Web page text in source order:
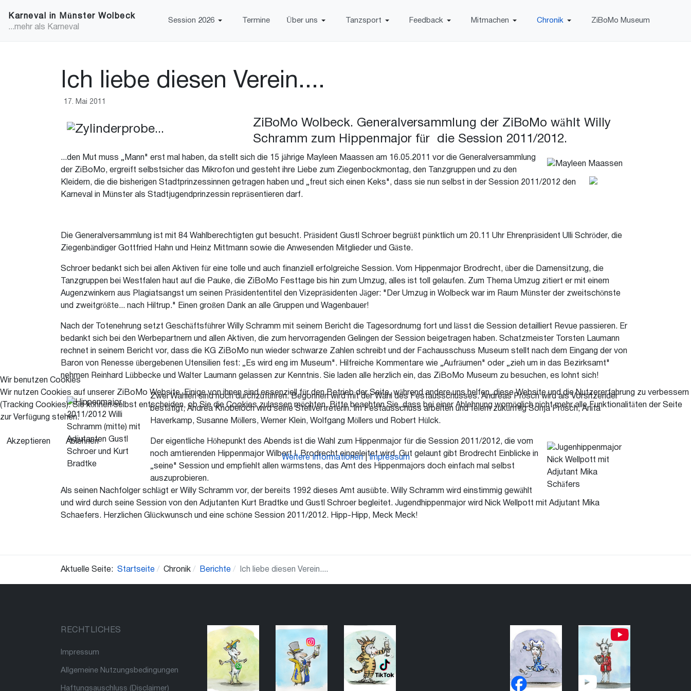
Karneval in Münster Wolbeck
...mehr als Karneval
Session 2026 Termine Über uns Tanzsport Feedback Mitmachen Chronik ZiBoMo Museum
Ich liebe diesen Verein....
17. Mai 2011
ZiBoMo Wolbeck. Generalversammlung der ZiBoMo wählt Willy
Schramm zum Hippenmajor für die Session 2011/2012.
...den Mut muss „Mann" erst mal haben, da stellt sich die 15 jährige Mayleen Maassen am 16.05.2011 vor die Generalversammlung
der ZiBoMo, ergreift selbstsicher das Mikrofon und gesteht ihre Liebe zum Ziegenbockmontag, den Tanzgruppen und zu den
Kleidern, die die bisherigen Stadtprinzessinnen getragen haben und „freut sich einen Keks", dass sie nun selbst in der Session 2011/2012 den
Karneval in Münster als Stadtjugendprinzessin repräsentieren darf.
Die Generalversammlung ist mit 84 Wahlberechtigten gut besucht. Präsident Gustl Schroer begrüßt pünktlich um 20.11 Uhr Ehrenpräsident Ulli Schröder, die
Ziegenbändiger Gottfried Hahn und Heinz Mittmann sowie die Anwesenden Mitglieder und Gäste.
Schroer bedankt sich bei allen Aktiven für eine tolle und auch finanziell erfolgreiche Session. Vom Hippenmajor Brodrecht, über die Damensitzung, die
Tanzgruppen bei Westfalen haut auf die Pauke, die ZiBoMo Festtage bis hin zum Umzug, alles ist toll gelaufen. Zum Thema Umzug zitiert er mit einem
Augenzwinkern aus Plagiatsangst um seinen Präsidententitel den Vizepräsidenten Jäger: "Der Umzug in Wolbeck war im Raum Münster der zweitschönste
und zweitgrößte... nach Hiltrup." Einen großen Dank an alle Gruppen und Wagenbauer!
Nach der Totenehrung setzt Geschäftsführer Willy Schramm mit seinem Bericht die Tagesordnumg fort und lässt die Session detailliert Revue passieren. Er
bedankt sich bei den Werbepartnern und allen Aktiven, die zum hervorragenden Gelingen der Session beigetragen haben. Schatzmeister Torsten Laumann
rechnet in seinem Bericht vor, dass die KG ZiBoMo nun wieder schwarze Zahlen schreibt und der Fachausschuss Museum stellt nach dem Eingang der von
Baron von Renesse übergebenen Utensilien fest: „Es wird eng im Museum". Hilfreiche Kommentare wie „Aufräumen" oder „zieh um in das Bezirksamt"
nehmen Reinhard Lübbecke und Walter Laumann gelassen zur Kenntnis. Sie laden alle herzlich ein, das ZiBoMo Museum zu besuchen, es lohnt sich!
Zwei Wahlen sind noch durchzuführen. Begonnen wird mit der Wahl des Festausschusses. Andreas Prösch wird als Vorsitzender
bestätigt, Andrea Knobeloch wird seine Stellvertreterin. Im Festausschuss arbeiten und feiern zukünftig Sonja Prösch, Anita
Haverkamp, Susanne Möllers, Werner Klein, Wolfgang Möllers und Robert Hülck.
Der eigentliche Höhepunkt des Abends ist die Wahl zum Hippenmajor für die Session 2011/2012, die vom
noch amtierenden Hippenmajor Wilbert I. Brodrecht eingeleitet wird. Gut gelaunt gibt Brodrecht Einblicke in
„seine" Session und empfiehlt allen wärmstens, das Amt des Hippenmajors doch einfach mal selbst
auszuprobieren.
Als seinen Nachfolger schlägt er Willy Schramm vor, der bereits 1992 dieses Amt ausübte. Willy Schramm wird einstimmig gewählt
und wird durch seine Session von den Adjutanten Kurt Bradtke und Gustl Schroer begleitet. Jugendhippenmajor wird Nick Wellpott mit Adjutant Mika
Schaefers. Herzlichen Glückwunsch und eine schöne Session 2011/2012. Hipp-Hipp, Meck Meck!
Aktuelle Seite: Startseite Chronik Berichte Ich liebe diesen Verein....
RECHTLICHES
Impressum
Allgemeine Nutzungsbedingungen
Haftungsauschluss (Disclaimer)
Wir benutzen Cookies
Wir nutzen Cookies auf unserer ZiBoMo Website. Einige von ihnen sind essenziell für den Betrieb der Seite, während andere uns helfen, diese Website und die Nutzererfahrung zu verbessern
(Tracking Cookies). Sie können selbst entscheiden, ob Sie die Cookies zulassen möchten. Bitte beachten Sie, dass bei einer Ablehnung womöglich nicht mehr alle Funktionalitäten der Seite
zur Verfügung stehen.
Akzeptieren Ablehnen
Weitere Informationen|Impressum